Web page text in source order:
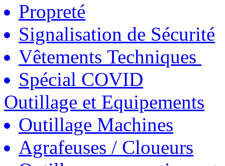
Propreté
Signalisation de Sécurité
Vêtements Techniques
Spécial COVID
Outillage et Equipements
Outillage Machines
Agrafeuses / Cloueurs